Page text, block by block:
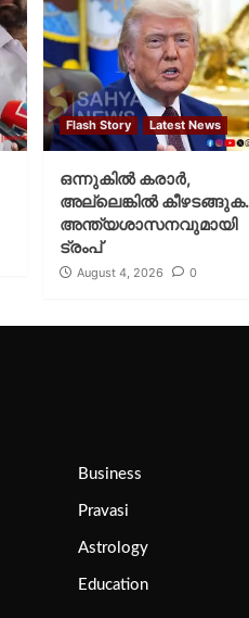
Flash Story Latest News
ഒന്നുകില്‍ കരാര്‍,
അല്ലെങ്കില്‍ കീഴടങ്ങുക.
അന്ത്യശാസനവുമായി
ട്രംപ്
August 4, 2026 0
Business
Pravasi
Astrology
Education